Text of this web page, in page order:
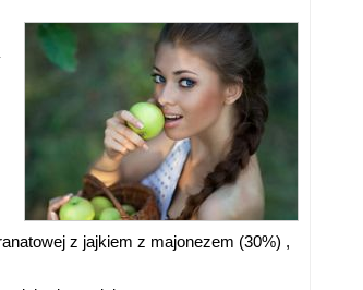
z jajkiem z majonezem (30%) ,